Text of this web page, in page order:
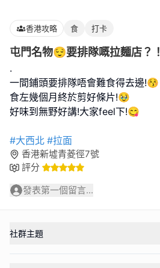
香港攻略 食 打卡
屯門名物😌要排隊嘅拉麵店？！
.
一間鋪頭要排隊唔會難食得去邊!😚
食左幾個月終於剪好條片!🥹
好味到無野好講!大家feel下!😋
#大西北 #拉面
香港新墟青菱徑7號
評分
發表第一個留言...
社群主題